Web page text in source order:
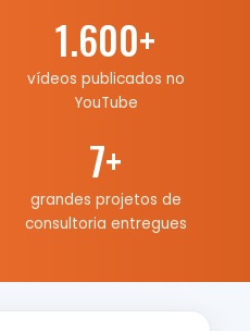
1.600+
vídeos publicados no
YouTube
7+
grandes projetos de
consultoria entregues